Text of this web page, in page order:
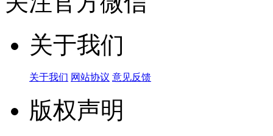
关于我们
关于我们 网站协议 意见反馈
版权声明